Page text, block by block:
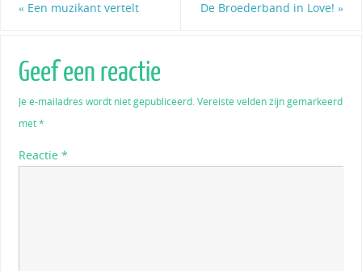
«Een muzikant vertelt De Broederband in Love!»
Geef een reactie
Je e-mailadres wordt niet gepubliceerd. Vereiste velden zijn gemarkeerd
met*
Reactie *